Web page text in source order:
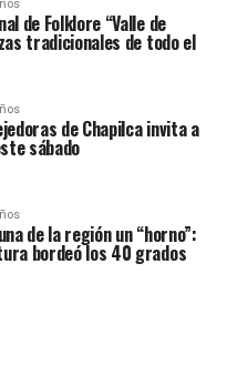
de Folklore “Valle de
tradicionales de todo el
de Chapilca invita a
sábado
de la región un “horno”:
bordeó los 40 grados